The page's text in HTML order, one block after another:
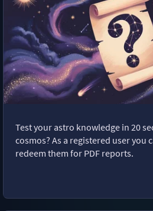
Test your astro knowledge in 20
cosmos? As a registered user you
redeem them for PDF reports.